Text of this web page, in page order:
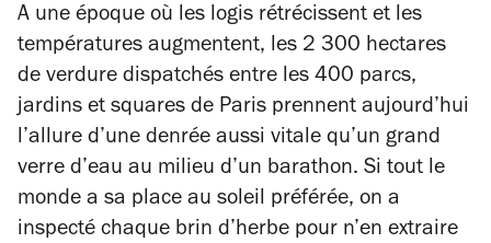
A une époque où les logis rétrécissent et les
températures augmentent, les 2 300 hectares
de verdure dispatchés entre les 400 parcs,
jardins et squares de Paris prennent aujourd’hui
l’allure d’une denrée aussi vitale qu’un grand
verre d’eau au milieu d’un barathon. Si tout le
monde a sa place au soleil préférée, on a
inspecté chaque brin d’herbe pour n’en extraire